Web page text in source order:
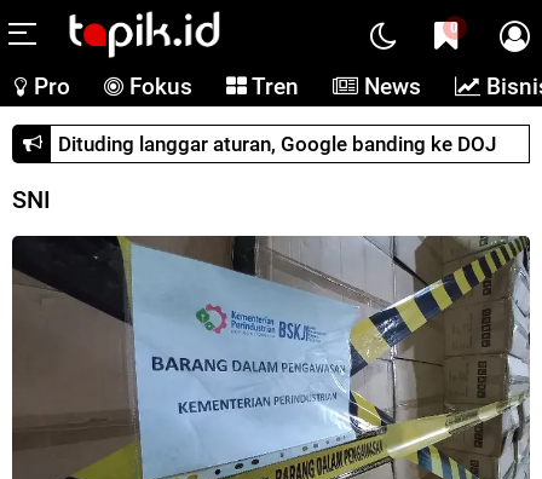
0
Pro Fokus Tren News
Dituding langgar aturan, Google banding ke DOJ
SNI